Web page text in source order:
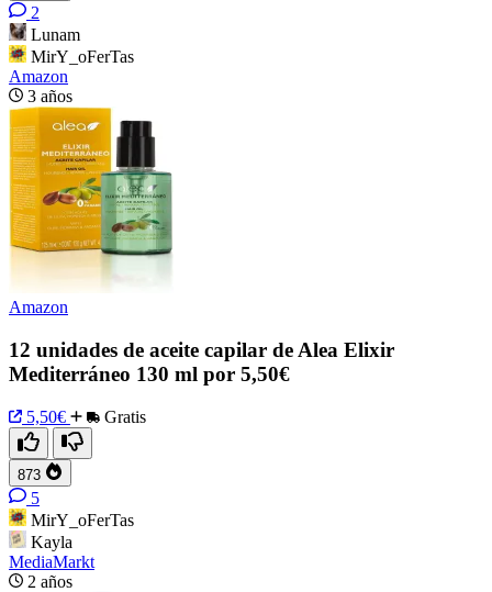
2
Lunam
MirY_oFerTas
Amazon
3 años
Amazon
12 unidades de aceite capilar de Alea Elixir
Mediterráneo 130 ml por 5,50€
5,50€ Gratis
873
5
MirY_oFerTas
Kayla
MediaMarkt
2 años